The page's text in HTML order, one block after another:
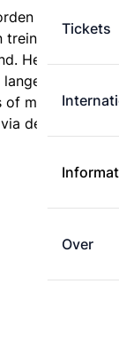
Tickets
Over
treintickets
Het is
route,
of met minder
de kortste